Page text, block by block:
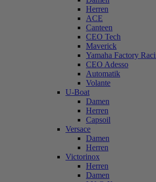
Herren
ACE
Canteen
CEO Tech
Maverick
Yamaha Factory
CEO Adesso
Automatik
Volante
U-Boat
Damen
Herren
Capsoil
Versace
Damen
Herren
Victorinox
Herren
Damen